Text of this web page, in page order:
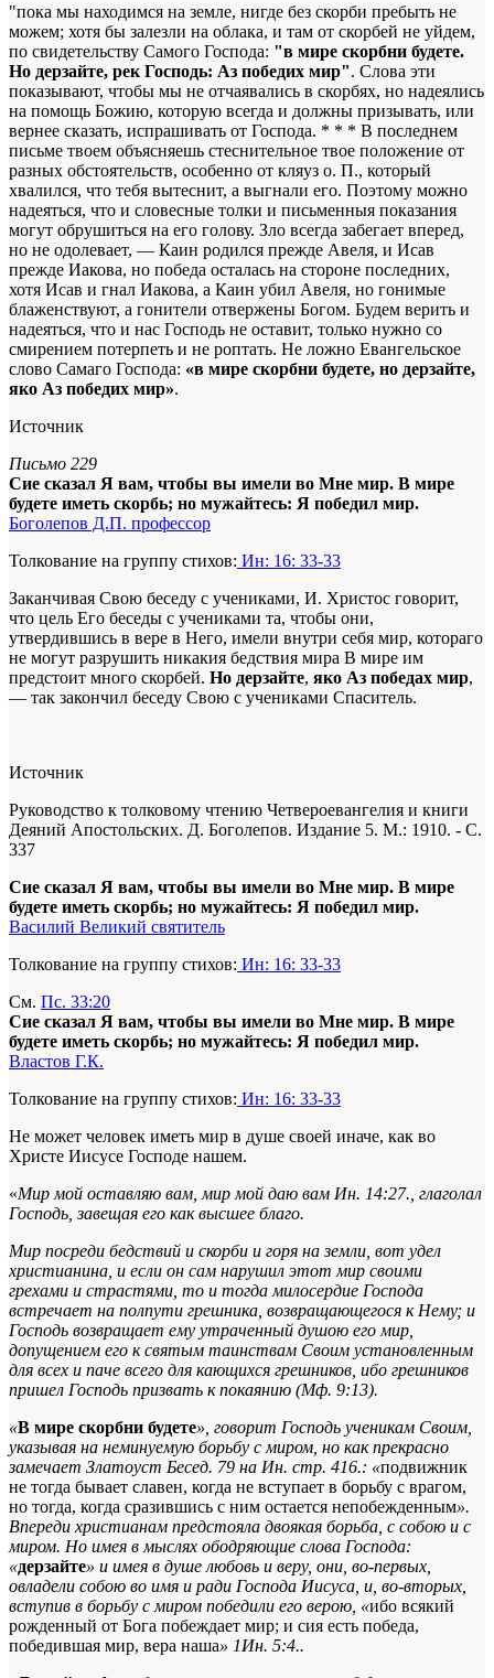
"пока мы находимся на земле, нигде без скорби пребыть не
можем; хотя бы залезли на облака, и там от скорбей не уйдем,
по свидетельству Самого Господа: "в мире скорбни будете.
Но дерзайте, рек Господь: Аз победих мир". Слова эти
показывают, чтобы мы не отчаявались в скорбях, но надеялись
на помощь Божию, которую всегда и должны призывать, или
вернее сказать, испрашивать от Господа. * * * В последнем
письме твоем объясняешь стеснительное твое положение от
разных обстоятельств, особенно от кляуз о. П., который
хвалился, что тебя вытеснит, а выгнали его. Поэтому можно
надеяться, что и словесные толки и письменныя показания
могут обрушиться на его голову. Зло всегда забегает вперед,
но не одолевает, — Каин родился прежде Авеля, и Исав
прежде Иакова, но победа осталась на стороне последних,
хотя Исав и гнал Иакова, а Каин убил Авеля, но гонимые
блаженствуют, а гонители отвержены Богом. Будем верить и
надеяться, что и нас Господь не оставит, только нужно со
смирением потерпеть и не роптать. Не ложно Евангельское
слово Самаго Господа: «в мире скорбни будете, но дерзайте,
яко Аз победих мир».
Источник
Письмо 229
Сие сказал Я вам, чтобы вы имели во Мне мир. В мире
будете иметь скорбь; но мужайтесь: Я победил мир.
Боголепов Д.П. профессор
Толкование на группу стихов: Ин: 16: 33-33
Заканчивая Свою беседу с учениками, И. Христос говорит,
что цель Его беседы с учениками та, чтобы они,
утвердившись в вере в Него, имели внутри себя мир, котораго
не могут разрушить никакия бедствия мира В мире им
предстоит много скорбей. Но дерзайте, яко Аз победах мир,
— так закончил беседу Свою с учениками Спаситель.
Источник
Руководство к толковому чтению Четвероевангелия и книги
Деяний Апостольских. Д. Боголепов. Издание 5. М.: 1910. - С.
337
Сие сказал Я вам, чтобы вы имели во Мне мир. В мире
будете иметь скорбь; но мужайтесь: Я победил мир.
Василий Великий святитель
Толкование на группу стихов: Ин: 16: 33-33
См. Пс. 33:20
Сие сказал Я вам, чтобы вы имели во Мне мир. В мире
будете иметь скорбь; но мужайтесь: Я победил мир.
Властов Г.К.
Толкование на группу стихов: Ин: 16: 33-33
Не может человек иметь мир в душе своей иначе, как во
Христе Иисусе Господе нашем.
«Мир мой оставляю вам, мир мой даю вам Ин. 14:27. , глаголал
Господь, завещая его как высшее благо.
Мир посреди бедствий и скорби и горя на земли, вот удел
христианина, и если он сам нарушил этот мир своими
грехами и страстями, то и тогда милосердие Господа
встречает на полпути грешника, возвращающегося к Нему; и
Господь возвращает ему утраченный душою его мир,
допущением его к святым таинствам Своим установленным
для всех и паче всего для кающихся грешников, ибо грешников
пришел Господь призвать к покаянию (Мф. 9:13).
«В мире скорбни будете», говорит Господь ученикам Своим,
указывая на неминуемую борьбу с миром, но как прекрасно
замечает Златоуст Бесед. 79 на Ин. стр. 416.: «подвижник
не тогда бывает славен, когда не вступает в борьбу с врагом,
но тогда, когда сразившись с ним остается непобежденным».
Впереди христианам предстояла двоякая борьба, с собою и с
миром. Но имея в мыслях ободряющие слова Господа:
«дерзайте» и имея в душе любовь и веру, они, во-первых,
овладели собою во имя и ради Господа Иисуса, и, во-вторых,
вступив в борьбу с миром победили его верою, «ибо всякий
рожденный от Бога побеждает мир; и сия есть победа,
победившая мир, вера наша» 1Ин. 5:4..